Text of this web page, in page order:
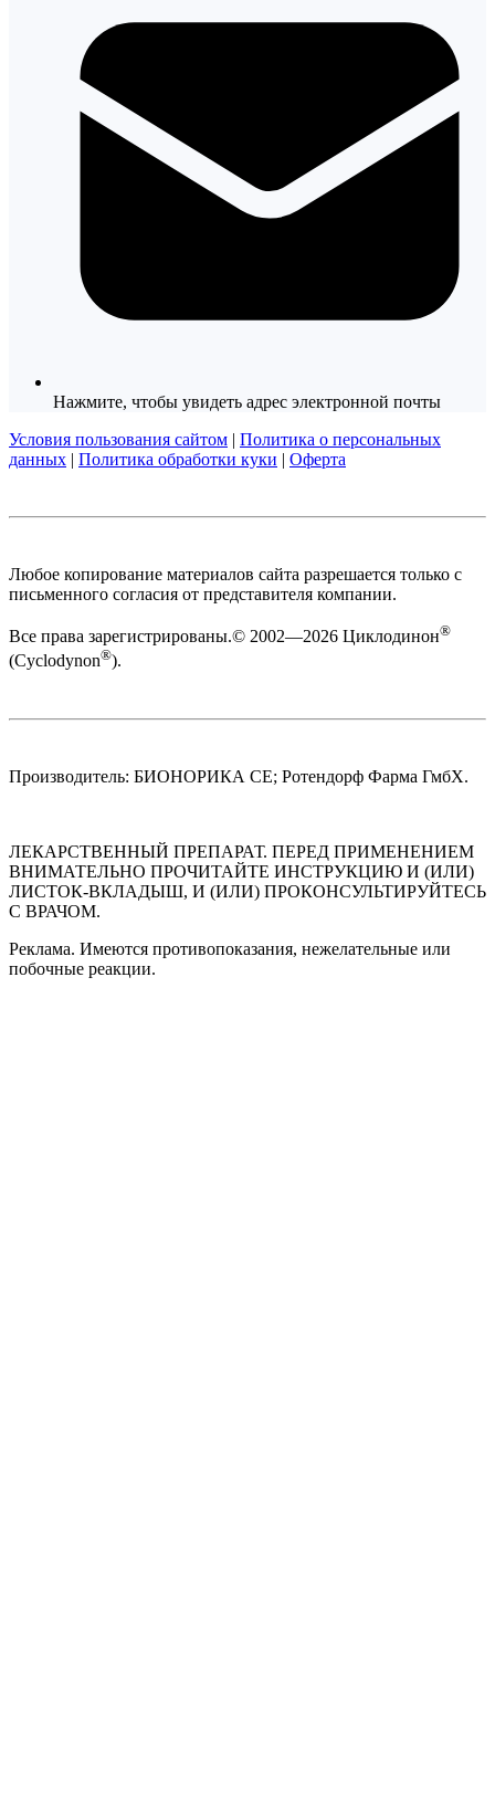
Нажмите, чтобы увидеть адрес электронной почты
Условия пользования сайтом | Политика о персональных
данных | Политика обработки куки | Оферта
Любое копирование материалов сайта разрешается только с
письменного согласия от представителя компании.
Все права зарегистрированы.© 2002—2026 Циклодинон®
(Cyclodynon®).
Производитель: БИОНОРИКА СЕ; Ротендорф Фарма ГмбХ.
ЛЕКАРСТВЕННЫЙ ПРЕПАРАТ. ПЕРЕД ПРИМЕНЕНИЕМ
ВНИМАТЕЛЬНО ПРОЧИТАЙТЕ ИНСТРУКЦИЮ И (ИЛИ)
ЛИСТОК-ВКЛАДЫШ, И (ИЛИ) ПРОКОНСУЛЬТИРУЙТЕСЬ
С ВРАЧОМ.
Реклама. Имеются противопоказания, нежелательные или
побочные реакции.